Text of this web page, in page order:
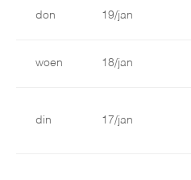
don 19/jan
woen 18/jan
din 17/jan